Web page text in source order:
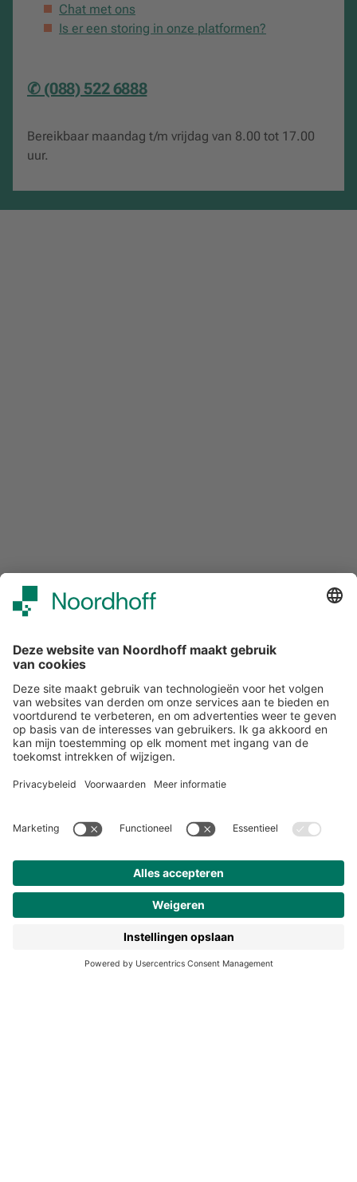
Chat met ons
Is er een storing in onze platformen?
✆ (088) 522 6888
Bereikbaar maandag t/m vrijdag van 8.00 tot 17.00
uur.
Over ons
Klantenservice